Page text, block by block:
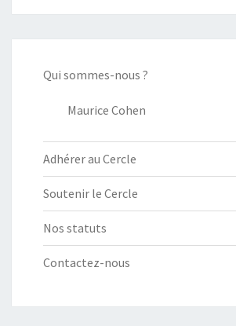
Qui sommes-nous ?
Maurice Cohen
Adhérer au Cercle
Soutenir le Cercle
Nos statuts
Contactez-nous